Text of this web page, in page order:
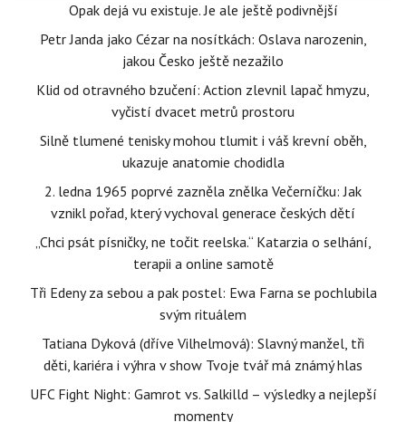
Opak dejá vu existuje. Je ale ještě podivnější
Petr Janda jako Cézar na nosítkách: Oslava narozenin,
jakou Česko ještě nezažilo
Klid od otravného bzučení: Action zlevnil lapač hmyzu,
vyčistí dvacet metrů prostoru
Silně tlumené tenisky mohou tlumit i váš krevní oběh,
ukazuje anatomie chodidla
2. ledna 1965 poprvé zazněla znělka Večerníčku: Jak
vznikl pořad, který vychoval generace českých dětí
„Chci psát písničky, ne točit reelska.“ Katarzia o selhání,
terapii a online samotě
Tři Edeny za sebou a pak postel: Ewa Farna se pochlubila
svým rituálem
Tatiana Dyková (dříve Vilhelmová): Slavný manžel, tři
děti, kariéra i výhra v show Tvoje tvář má známý hlas
UFC Fight Night: Gamrot vs. Salkilld – výsledky a nejlepší
momenty